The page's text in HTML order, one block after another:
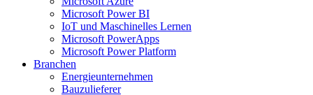
Microsoft Power BI
IoT und Maschinelles Lernen
Microsoft PowerApps
Microsoft Power Platform
Branchen
Energieunternehmen
Bauzulieferer